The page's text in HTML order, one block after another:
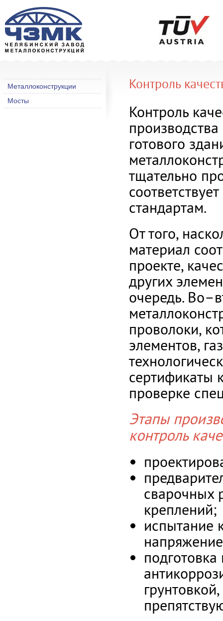
Металлоконструкции
Мосты
Контроль
Контроль
готового
тщательно
стандартам.
От того,
материал
проекте,
других
очередь.
проволоки,
элементов,
сертификаты
проверке
Этапы
контроль
сварочных
креплений;
испытание